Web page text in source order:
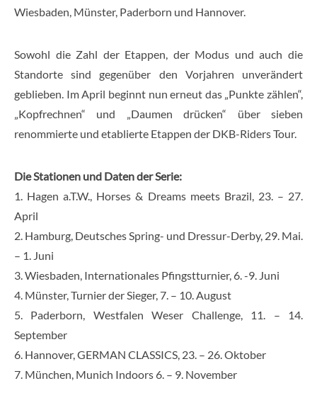
Wiesbaden, Münster, Paderborn und Hannover.
Sowohl die Zahl der Etappen, der Modus und auch die
Standorte sind gegenüber den Vorjahren unverändert
geblieben. Im April beginnt nun erneut das „Punkte zählen“,
„Kopfrechnen“ und „Daumen drücken“ über sieben
renommierte und etablierte Etappen der DKB-Riders Tour.
Die Stationen und Daten der Serie:
1. Hagen a.T.W., Horses & Dreams meets Brazil, 23. – 27.
April
2. Hamburg, Deutsches Spring- und Dressur-Derby, 29. Mai.
– 1. Juni
3. Wiesbaden, Internationales Pfingstturnier, 6. -9. Juni
4. Münster, Turnier der Sieger, 7. – 10. August
5. Paderborn, Westfalen Weser Challenge, 11. – 14.
September
6. Hannover, GERMAN CLASSICS, 23. – 26. Oktober
7. München, Munich Indoors 6. – 9. November